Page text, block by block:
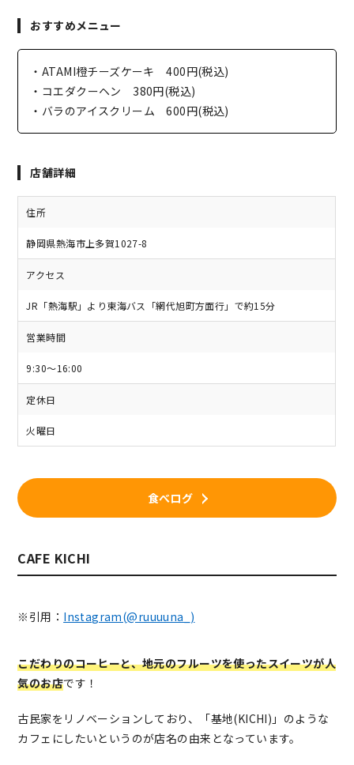
おすすめメニュー
・ATAMI橙チーズケーキ 400円(税込)
・コエダクーヘン 380円(税込)
・バラのアイスクリーム 600円(税込)
店舗詳細
住所
静岡県熱海市上多賀1027-8
アクセス
JR「熱海駅」より東海バス「網代旭町方面行」で約15分
営業時間
9:30～16:00
定休日
火曜日
食べログ
CAFE KICHI
※引用： Instagram(@ruuuuna_)
こだわりのコーヒーと、地元のフルーツを使ったスイーツが人
気のお店です！
古民家をリノベーションしており、「基地(KICHI)」のような
カフェにしたいというのが店名の由来となっています。